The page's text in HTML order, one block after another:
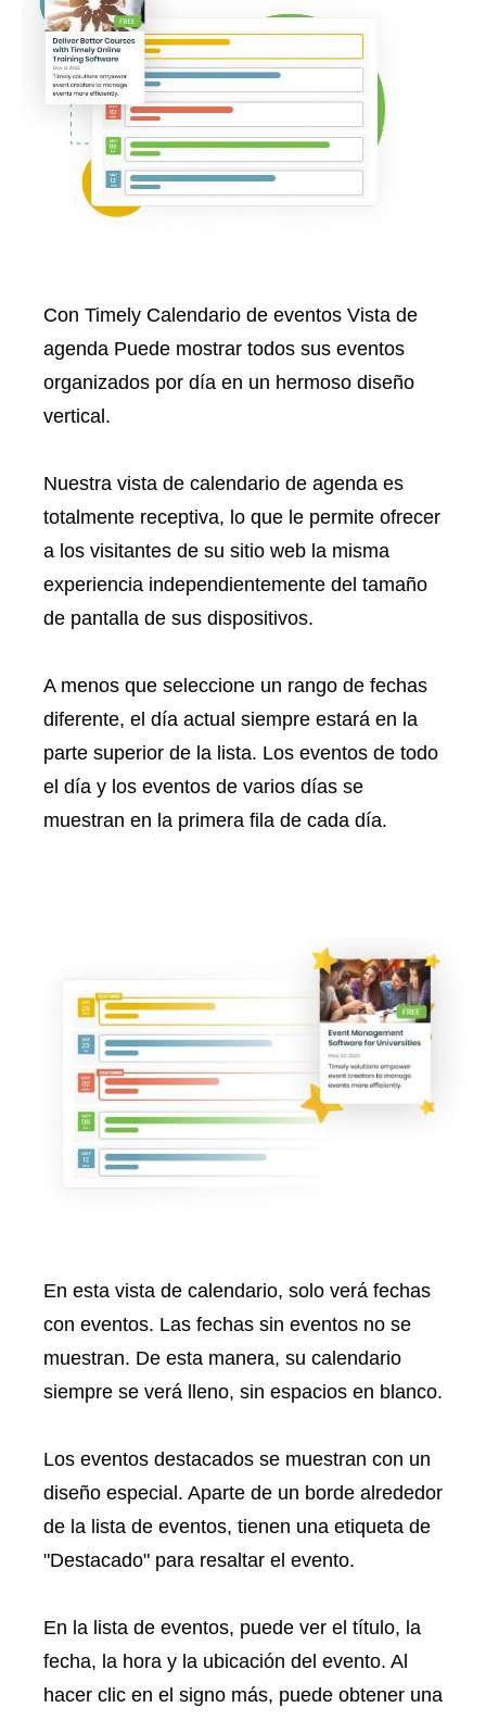
Con Timely Calendario de eventos Vista de
agenda Puede mostrar todos sus eventos
organizados por día en un hermoso diseño
vertical.
Nuestra vista de calendario de agenda es
totalmente receptiva, lo que le permite ofrecer
a los visitantes de su sitio web la misma
experiencia independientemente del tamaño
de pantalla de sus dispositivos.
A menos que seleccione un rango de fechas
diferente, el día actual siempre estará en la
parte superior de la lista. Los eventos de todo
el día y los eventos de varios días se
muestran en la primera fila de cada día.
En esta vista de calendario, solo verá fechas
con eventos. Las fechas sin eventos no se
muestran. De esta manera, su calendario
siempre se verá lleno, sin espacios en blanco.
Los eventos destacados se muestran con un
diseño especial. Aparte de un borde alrededor
de la lista de eventos, tienen una etiqueta de
"Destacado" para resaltar el evento.
En la lista de eventos, puede ver el título, la
fecha, la hora y la ubicación del evento. Al
hacer clic en el signo más, puede obtener una